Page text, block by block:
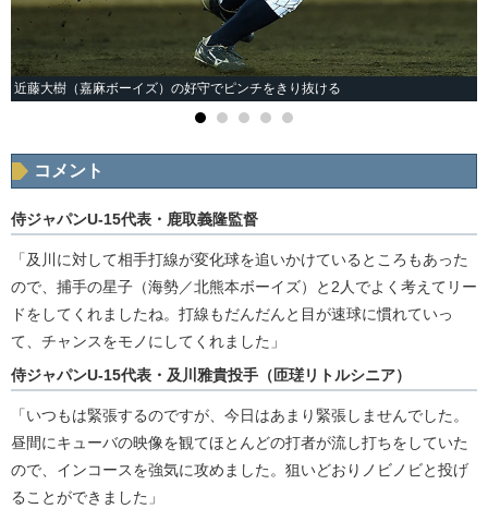
近藤大樹（嘉麻ボーイズ）の好守でピンチをきり抜ける
コメント
侍ジャパンU-15代表・鹿取義隆監督
「及川に対して相手打線が変化球を追いかけているところもあった
ので、捕手の星子（海勢／北熊本ボーイズ）と2人でよく考えてリー
ドをしてくれましたね。打線もだんだんと目が速球に慣れていっ
て、チャンスをモノにしてくれました」
侍ジャパンU-15代表・及川雅貴投手（匝瑳リトルシニア）
「いつもは緊張するのですが、今日はあまり緊張しませんでした。
昼間にキューバの映像を観てほとんどの打者が流し打ちをしていた
ので、インコースを強気に攻めました。狙いどおりノビノビと投げ
ることができました」